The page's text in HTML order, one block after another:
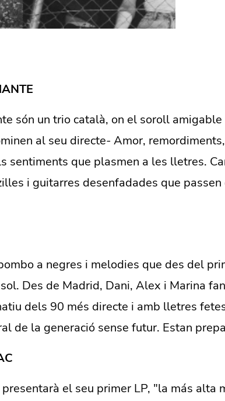
són un trio català, on el soroll
al seu directe- Amor,
sentiments que plasmen a les lletres.
i guitarres desenfadades que
a negres i melodies que des del
Des de Madrid, Dani, Alex i Marina
dels 90 més directe i amb lletres
de la generació sense futur. Estan
el seu primer LP, "la más alta